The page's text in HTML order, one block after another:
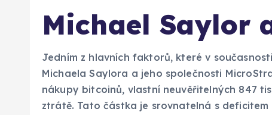
Michael Saylor
Jedním z hlavních faktorů, které v
Michaela Saylora a jeho společnosti
nákupy bitcoinů, vlastní neuvěřitelných 847
ztrátě. Tato částka je srovnatelná s